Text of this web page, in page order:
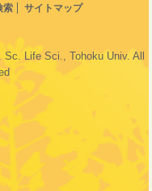
索 サイトマップ
Life Sci., Tohoku Univ. All